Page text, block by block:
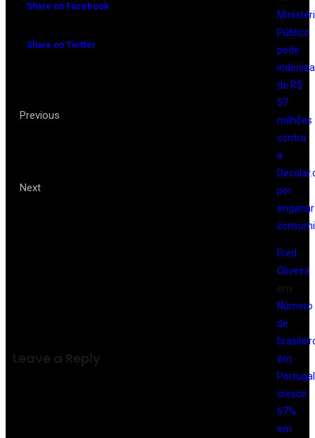
Share on Facebook
Share on Twitter
Previous
Next
Leave a Reply
Público
pede
de R$
57
milhões
contra
a
por
enganar
Fred
Oliveira
em
Número
de
em
Portugal
cresce
67%
em